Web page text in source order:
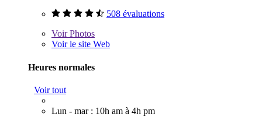
508 évaluations
VoirPhotos
Voir le site Web
Heures normales
Voir tout
Lun - mar : 10h am à 4h pm